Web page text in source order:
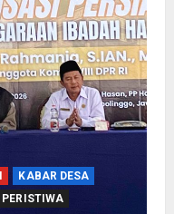
KABAR DESA
PERISTIWA